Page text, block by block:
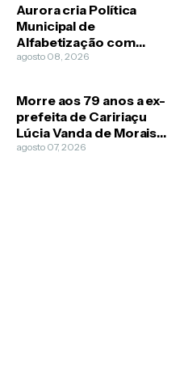
Aurora cria Política
Municipal de
Alfabetização com
metas para estudantes
agosto 08, 2026
Morre aos 79 anos a ex-
prefeita de Caririaçu
Lúcia Vanda de Morais
Guimarães
agosto 07, 2026